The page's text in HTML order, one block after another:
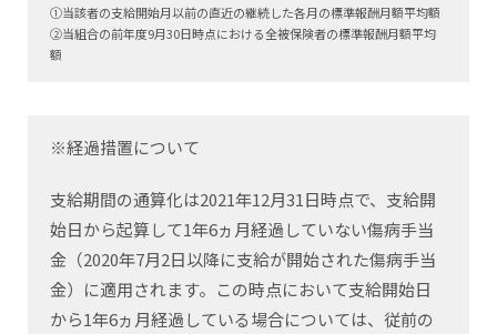
①当該者の支給開始月以前の直近の継続した各月の標準報酬月額平均額
②当組合の前年度9月30日時点における全被保険者の標準報酬月額平均
額
※経過措置について
支給期間の通算化は2021年12月31日時点で、支給開
始日から起算して1年6ヵ月経過していない傷病手当
金（2020年7月2日以降に支給が開始された傷病手当
金）に適用されます。この時点において支給開始日
から1年6ヵ月経過している場合については、従前の